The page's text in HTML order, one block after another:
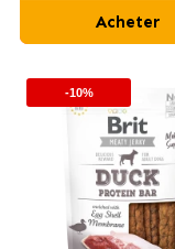
Acheter
-10%